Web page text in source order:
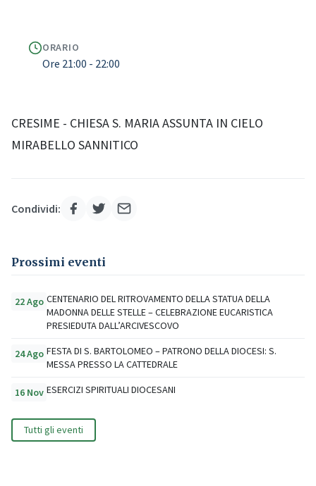
ORARIO
Ore 21:00 - 22:00
CRESIME - CHIESA S. MARIA ASSUNTA IN CIELO
MIRABELLO SANNITICO
Condividi:
Prossimi eventi
22 Ago CENTENARIO DEL RITROVAMENTO DELLA STATUA DELLA
MADONNA DELLE STELLE – CELEBRAZIONE EUCARISTICA
PRESIEDUTA DALL’ARCIVESCOVO
24 Ago FESTA DI S. BARTOLOMEO – PATRONO DELLA DIOCESI: S.
MESSA PRESSO LA CATTEDRALE
16 Nov ESERCIZI SPIRITUALI DIOCESANI
Tutti gli eventi